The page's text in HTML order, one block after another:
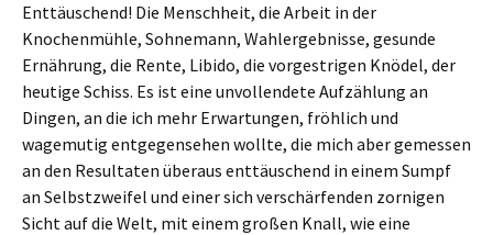
Enttäuschend! Die Menschheit, die Arbeit in der
Knochenmühle, Sohnemann, Wahlergebnisse, gesunde
Ernährung, die Rente, Libido, die vorgestrigen Knödel, der
heutige Schiss. Es ist eine unvollendete Aufzählung an
Dingen, an die ich mehr Erwartungen, fröhlich und
wagemutig entgegensehen wollte, die mich aber gemessen
an den Resultaten überaus enttäuschend in einem Sumpf
an Selbstzweifel und einer sich verschärfenden zornigen
Sicht auf die Welt, mit einem großen Knall, wie eine